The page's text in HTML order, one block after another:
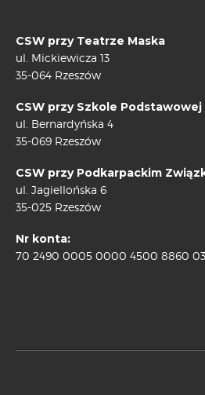
CSW przy Teatrze Maska
ul. Mickiewicza 13
35-064 Rzeszów
CSW przy Szkole Podstawowej
ul. Bernardyńska 4
35-069 Rzeszów
CSW przy Podkarpackim
ul. Jagiellońska 6
35-025 Rzeszów
Nr konta:
70 2490 0005 0000 4500 8860